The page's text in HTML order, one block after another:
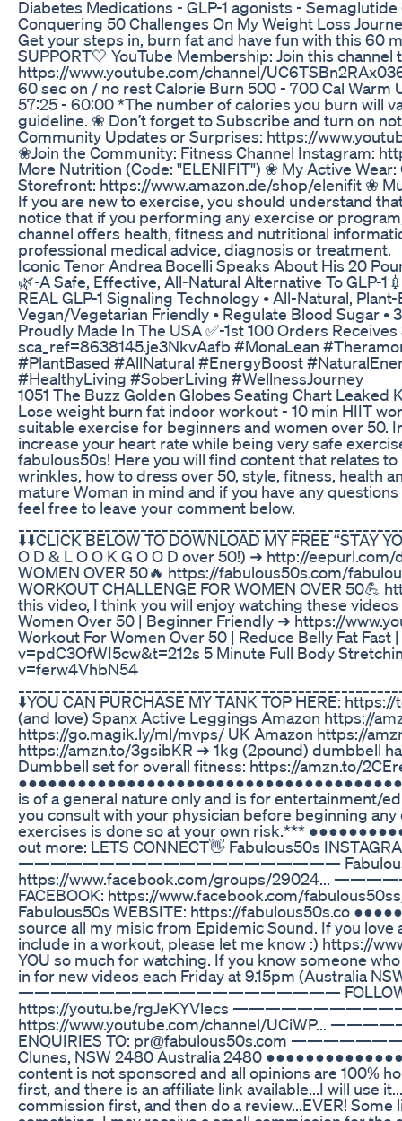
Diabetes Medications - GLP-1 agonists -
Conquering 50 Challenges On My Weight Loss
Get your steps in, burn fat and have fun with this 60
SUPPORT🤍 YouTube Membership: Join this
https://www.youtube.com/channel/
60 sec on / no rest Calorie Burn 500 - 700 Cal Warm
57:25 - 60:00 *The number of calories you burn will
guideline. ❀ Don’t forget to Subscribe and turn on
Community Updates or Surprises: https://
❀Join the Community: Fitness Channel Instagram:
More Nutrition (Code: "ELENIFIT") ❀ My Active
Storefront: https://www.amazon.de/shop/elenifit ❀
If you are new to exercise, you should understand
notice that if you performing any exercise or
channel offers health, fitness and nutritional
professional medical advice, diagnosis or treatment.
Iconic Tenor Andrea Bocelli Speaks About His 20
🌿-A Safe, Effective, All-Natural Alternative To GLP-
REAL GLP-1 Signaling Technology • All-Natural,
Vegan/Vegetarian Friendly • Regulate Blood Sugar •
Proudly Made In The USA ✅️-1st 100 Orders
sca_ref=8638145.je3NkvAafb #MonaLean
#PlantBased #AllNatural #EnergyBoost
#HealthyLiving #SoberLiving #WellnessJourney
1051 The Buzz Golden Globes Seating Chart
Lose weight burn fat indoor workout - 10 min HIIT
suitable exercise for beginners and women over 50.
increase your heart rate while being very safe
fabulous50s! Here you will find content that relates
wrinkles, how to dress over 50, style, fitness, health
mature Woman in mind and if you have any
feel free to leave your comment below.
⬇️⬇️CLICK BELOW TO DOWNLOAD MY FREE “STAY
O D & L O O K G O O D over 50!) ➜ http://eepurl.com/
WOMEN OVER 50🔥 https://fabulous50s.com/
WORKOUT CHALLENGE FOR WOMEN OVER
this video, I think you will enjoy watching these
Women Over 50 | Beginner Friendly ➜ https://
Workout For Women Over 50 | Reduce Belly Fat
v=pdC3OfWI5cw&t=212s 5 Minute Full Body
v=ferw4VhbN54
⬇️YOU CAN PURCHASE MY TANK TOP HERE:
(and love) Spanx Active Leggings Amazon https://
https://go.magik.ly/ml/mvps/ UK Amazon https://
https://amzn.to/3gsibKR ➜ 1kg (2pound) dumbbell
Dumbbell set for overall fitness: https://amzn.to/
is of a general nature only and is for entertainment/
you consult with your physician before beginning
exercises is done so at your own risk.***
out more: LETS CONNECT👋 Fabulous50s
———————————————————— Fabulous50s
https://www.facebook.com/groups/
FACEBOOK: https://www.facebook.com/
Fabulous50s WEBSITE: https://fabulous50s.co
source all my misic from Epidemic Sound. If you
include in a workout, please let me know :) https://
YOU so much for watching. If you know someone
in for new videos each Friday at 9.15pm (Australia
———————————————————— FOLLOW MY
https://youtu.be/rgJeKYVlecs
https://www.youtube.com/channel/
ENQUIRIES TO: pr@fabulous50s.com
Clunes, NSW 2480 Australia 2480
content is not sponsored and all opinions are 100%
first, and there is an affiliate link available...I will use
commission first, and then do a review...EVER!